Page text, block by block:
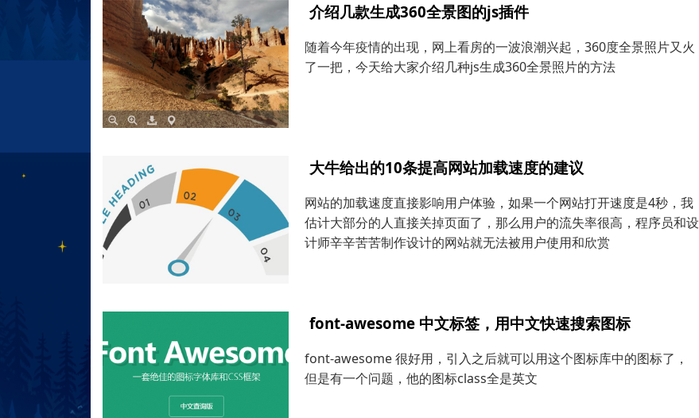
介绍几款生成360全景图的js插件
随着今年疫情的出现，网上看房的一波浪潮兴起，360度全景照片又火
了一把，今天给大家介绍几种js生成360全景照片的方法
大牛给出的10条提高网站加载速度的建议
网站的加载速度直接影响用户体验，如果一个网站打开速度是4秒，我
估计大部分的人直接关掉页面了，那么用户的流失率很高，程序员和设
计师辛辛苦苦制作设计的网站就无法被用户使用和欣赏
font-awesome 中文标签，用中文快速搜索图标
font-awesome 很好用，引入之后就可以用这个图标库中的图标了，
但是有一个问题，他的图标class全是英文